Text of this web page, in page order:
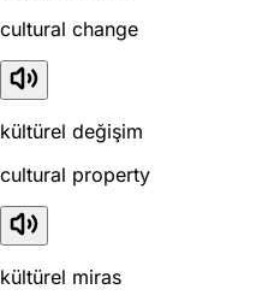
cultural change
kültürel değişim
cultural property
kültürel miras